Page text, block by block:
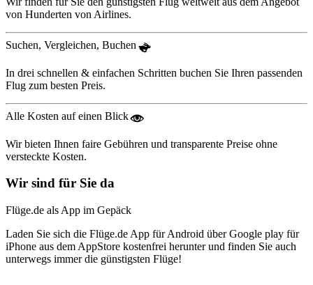
von Hunderten von Airlines.
Suchen, Vergleichen, Buchen
In drei schnellen & einfachen Schritten buchen Sie Ihren passenden
Flug zum besten Preis.
Alle Kosten auf einen Blick
Wir bieten Ihnen faire Gebühren und transparente Preise ohne
versteckte Kosten.
Wir sind für Sie da
Flüge.de als App im Gepäck
Laden Sie sich die Flüge.de App für Android über Google play für
iPhone aus dem AppStore kostenfrei herunter und finden Sie auch
unterwegs immer die günstigsten Flüge!